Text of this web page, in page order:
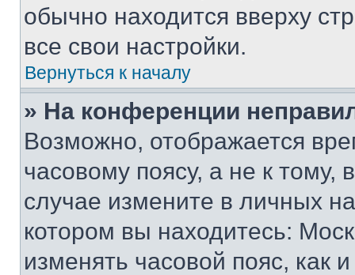
обычно находится вверху
все свои настройки.
Вернуться к началу
» На конференции
Возможно, отображается
часовому поясу, а не к тому,
случае измените в личных
котором вы находитесь:
изменять часовой пояс, как